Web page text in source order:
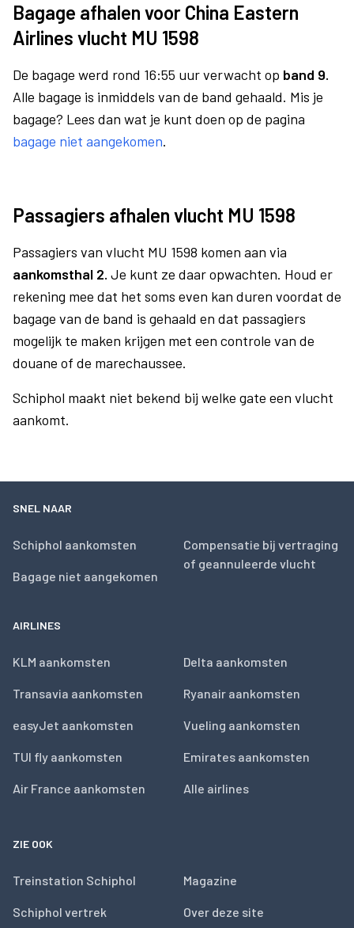
Bagage afhalen voor China Eastern
Airlines vlucht MU 1598
De bagage werd rond 16:55 uur verwacht op band 9.
Alle bagage is inmiddels van de band gehaald. Mis je
bagage? Lees dan wat je kunt doen op de pagina
bagage niet aangekomen.
Passagiers afhalen vlucht MU 1598
Passagiers van vlucht MU 1598 komen aan via
aankomsthal 2. Je kunt ze daar opwachten. Houd er
rekening mee dat het soms even kan duren voordat de
bagage van de band is gehaald en dat passagiers
mogelijk te maken krijgen met een controle van de
douane of de marechaussee.
Schiphol maakt niet bekend bij welke gate een vlucht
aankomt.
SNEL NAAR
Schiphol aankomsten
Bagage niet aangekomen
Compensatie bij vertraging
of geannuleerde vlucht
AIRLINES
KLM aankomsten
Transavia aankomsten
easyJet aankomsten
TUI fly aankomsten
Air France aankomsten
Delta aankomsten
Ryanair aankomsten
Vueling aankomsten
Emirates aankomsten
Alle airlines
ZIE OOK
Treinstation Schiphol
Schiphol vertrek
Magazine
Over deze site